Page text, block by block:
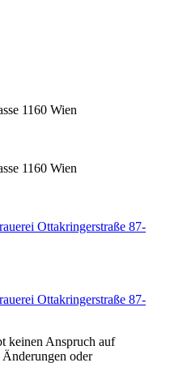
1160 Wien
1160 Wien
Ottakringerstraße 87-
Ottakringerstraße 87-
keinen Anspruch auf
oder